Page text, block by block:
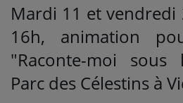
Titres diffusés
Se connecter
Mardi 11 et vendredi
16h, animation
"Raconte-moi
Parc des Célestins à